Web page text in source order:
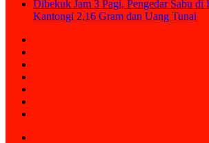
Dibekuk Jam 3 Pagi, Pengedar Sabu di
Kantongi 2,16 Gram dan Uang Tunai